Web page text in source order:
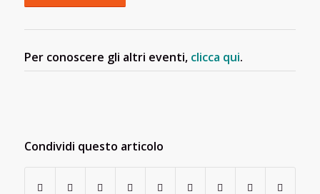
Per conoscere gli altri eventi, clicca qui.
Condividi questo articolo